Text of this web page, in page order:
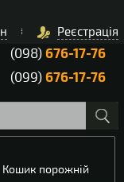
Реєстрація
(098)676-17-76
(099)676-17-76
Кошик порожній